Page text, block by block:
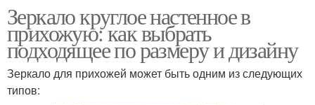
Зеркало круглое настенное в
прихожую: как выбрать
подходящее по размеру и дизайну
Зеркало для прихожей может быть одним из следующих
типов: